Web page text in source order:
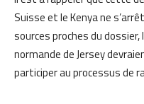
Suisse et le Kenya ne
sources proches du dossier,
normande de Jersey
participer au processus de